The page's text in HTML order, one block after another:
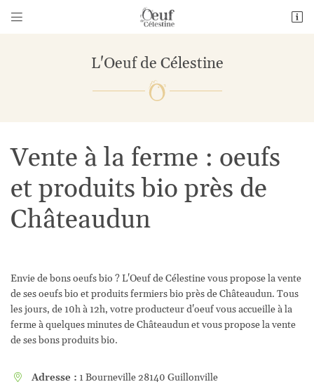


 Adresse email de réception
Inscription
L'Oeuf de Célestine
Vente à la ferme : oeufs
et produits bio près de
Châteaudun
Envie de bons oeufs bio ? L'Oeuf de Célestine vous propose la vente
de ses oeufs bio et produits fermiers bio près de Châteaudun. Tous
les jours, de 10h à 12h, votre producteur d'oeuf vous accueille à la
ferme à quelques minutes de Châteaudun et vous propose la vente
de ses bons produits bio.
 Adresse : 1 Bourneville 28140 Guillonville